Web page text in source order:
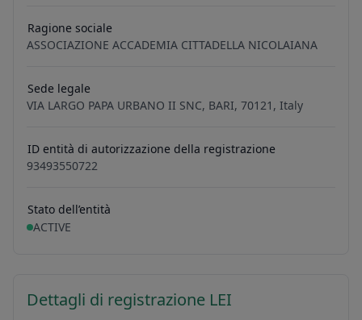
Ragione sociale
ASSOCIAZIONE ACCADEMIA CITTADELLA NICOLAIANA
Sede legale
VIA LARGO PAPA URBANO II SNC, BARI, 70121, Italy
ID entità di autorizzazione della registrazione
93493550722
Stato dell’entità
ACTIVE
Dettagli di registrazione LEI